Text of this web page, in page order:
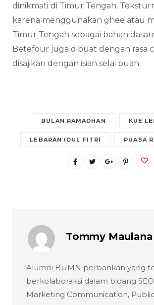
dinikmati di Timur Tengah.
karena menggunakan ghee atau
Timur Tengah sebagai bahan
Betefour juga dibuat dengan rasa
disajikan dengan isian selai buah.
BULAN RAMADHAN KUE
LEBARAN IDUL FITRI PUASA
Tommy Maulana
Alumni BUMN perbankan yang
berkolaboraksi dalam bidang
Marketing Communication,